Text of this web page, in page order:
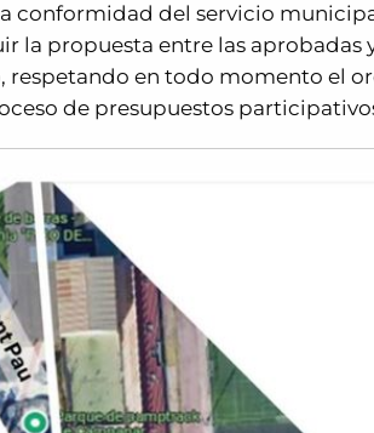
conformidad del servicio
la propuesta entre las
respetando en todo momento el
de presupuestos